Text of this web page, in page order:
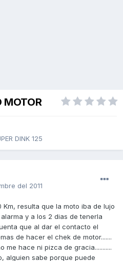
MOTOR
DINK 125
del 2011
Km, resulta que la moto iba de lujo
y a los 2 dias de tenerla
que al dar el contacto el
de hacer el chek de motor.......
me hace ni pizca de gracia...........
alguien sabe porque puede